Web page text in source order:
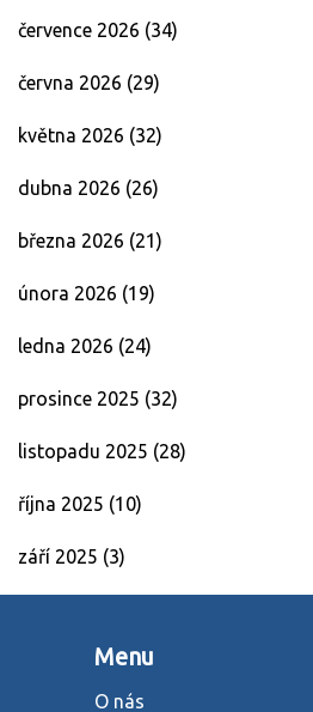
července 2026 (34)
června 2026 (29)
května 2026 (32)
dubna 2026 (26)
března 2026 (21)
února 2026 (19)
ledna 2026 (24)
prosince 2025 (32)
listopadu 2025 (28)
října 2025 (10)
září 2025 (3)
Menu
O nás